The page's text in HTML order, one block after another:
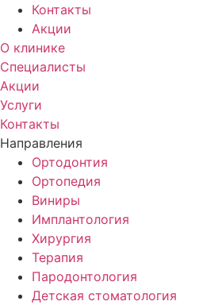
Контакты
Акции
О клинике
Специалисты
Акции
Услуги
Контакты
Направления
Ортодонтия
Ортопедия
Виниры
Имплантология
Хирургия
Терапия
Пародонтология
Детская стоматология